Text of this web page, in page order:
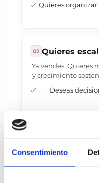
Consentimiento
Quieres
02 Quieres
Ya vendes. Quieres
y crecimiento
Deseas
Necesitas
Buscas alianzas,